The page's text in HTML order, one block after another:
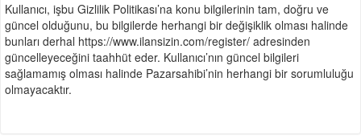
Kullanıcı, işbu Gizlilik Politikası’na konu bilgilerinin tam, doğru ve
güncel olduğunu, bu bilgilerde herhangi bir değişiklik olması halinde
bunları derhal https://www.ilansizin.com/register/ adresinden
güncelleyeceğini taahhüt eder. Kullanıcı’nın güncel bilgileri
sağlamamış olması halinde Pazarsahibi’nin herhangi bir sorumluluğu
olmayacaktır.